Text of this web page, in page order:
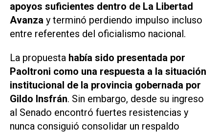
apoyos suficientes dentro de La Libertad
Avanza y terminó perdiendo impulso incluso
entre referentes del oficialismo nacional.
La propuesta había sido presentada por
Paoltroni como una respuesta a la situación
institucional de la provincia gobernada por
Gildo Insfrán. Sin embargo, desde su ingreso
al Senado encontró fuertes resistencias y
nunca consiguió consolidar un respaldo